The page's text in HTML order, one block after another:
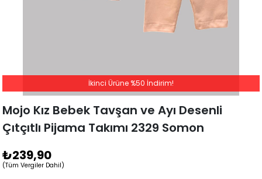
Mojo Kız Bebek Tavşan ve Ayı Desenli
Çıtçıtlı Pijama Takımı 2329 Somon
₺239,90
(Tüm Vergiler Dahil)
İkinci Ürüne %50 İndirim!